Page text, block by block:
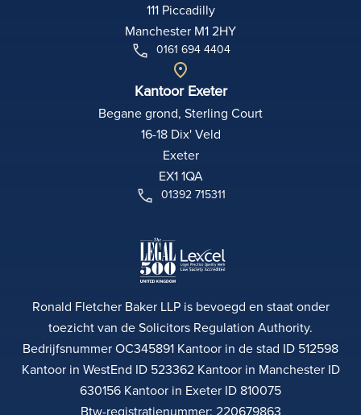
111 Piccadilly
Manchester M1 2HY
0161 694 4404
Kantoor Exeter
Begane grond, Sterling Court
16-18 Dix' Veld
Exeter
EX1 1QA
01392 715311
Ronald Fletcher Baker LLP is bevoegd en staat onder
toezicht van de Solicitors Regulation Authority.
Bedrijfsnummer OC345891 Kantoor in de stad ID 512598
Kantoor in WestEnd ID 523362 Kantoor in Manchester ID
630156 Kantoor in Exeter ID 810075
Btw-registratienummer: 220679863